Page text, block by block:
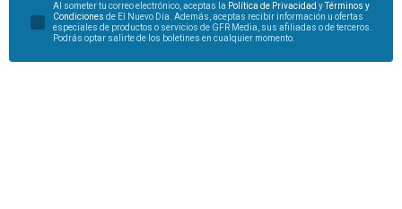
Al someter tu correo electrónico, aceptas la Política de Privacidad yTérminos y
Condiciones de El Nuevo Día. Además, aceptas recibir información u ofertas
especiales de productos o servicios de GFR Media, sus afiliadas o de terceros.
Podrás optar salirte de los boletines en cualquier momento.